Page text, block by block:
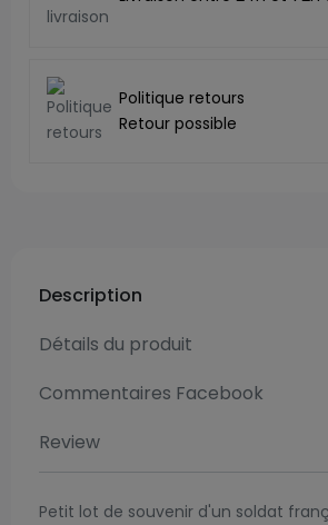
Politique retours
Retour possible
Description
Détails du produit
Commentaires Facebook
Review
Petit lot de souvenir d'un soldat